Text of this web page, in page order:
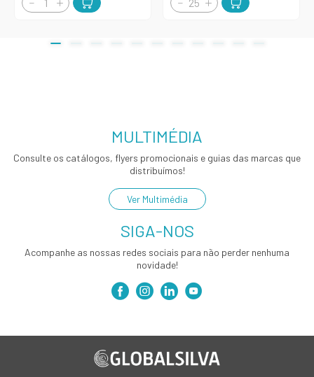
MULTIMÉDIA
Consulte os catálogos, flyers promocionais e guias das marcas que
distribuímos!
Ver Multimédia
SIGA-NOS
Acompanhe as nossas redes sociais para não perder nenhuma
novidade!